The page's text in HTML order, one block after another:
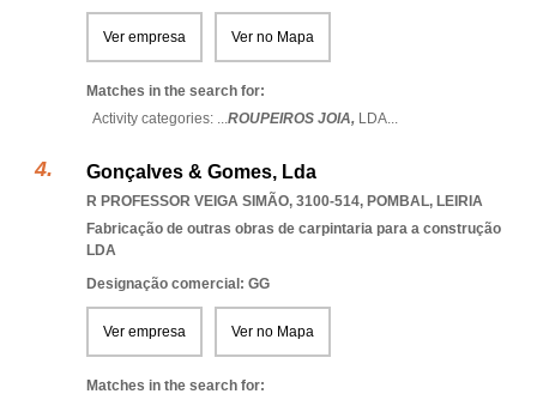
Ver empresa Ver no Mapa
Matches in the search for:
Activity categories: ...ROUPEIROS JOIA, LDA...
Gonçalves & Gomes, Lda
R PROFESSOR VEIGA SIMÃO, 3100-514, POMBAL, LEIRIA
Fabricação de outras obras de carpintaria para a construção
LDA
Designação comercial: GG
Ver empresa Ver no Mapa
Matches in the search for: